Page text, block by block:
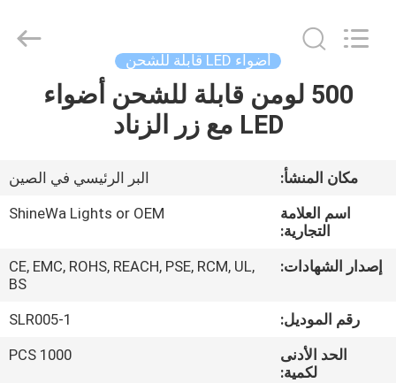
المنزل
فيديوهات
حولنا
جولة
أضواء LED قابلة للشحن
500 لومن قابلة للشحن أضواء
LED مع زر الزناد
مكان المنشأ:
البر الرئيسي في الصين
اسم العلامة
التجارية:
ShineWa Lights or OEM
إصدار الشهادات:
CE, EMC, ROHS, REACH, PSE, RCM, UL,
BS
رقم الموديل:
SLR005-1
الحد الأدنى
لكمية:
1000 PCS